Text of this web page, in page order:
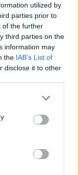
utilized by
parties prior to
of the further
third parties on the
information may
the IAB’s List of
disclose it to other
du samlar ihop
innehåller
skriver Michael
dessa fällor att
kan skada andra